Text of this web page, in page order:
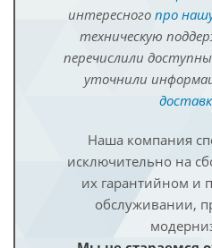
интересного про
техническую
перечислили
уточнили
Наша компания
исключительно на
их гарантийном и
обслуживании,